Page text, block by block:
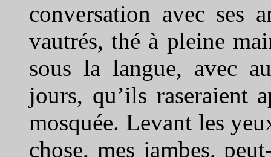
conversation avec ses
vautrés, thé à pleine
sous la langue, avec
jours, qu’ils raseraient
mosquée. Levant les
chose, mes jambes,